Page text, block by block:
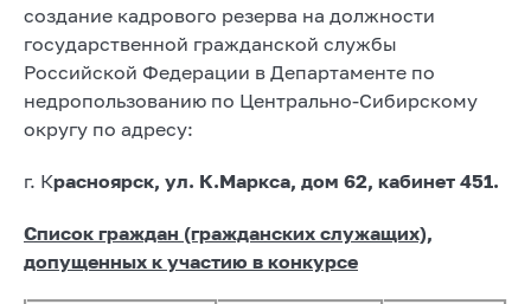
создание кадрового резерва на должности
государственной гражданской службы
Российской Федерации в Департаменте по
недропользованию по Центрально-Сибирскому
округу по адресу:
г. Красноярск, ул. К.Маркса, дом 62, кабинет 451.
Список граждан (гражданских служащих),
допущенных к участию в конкурсе